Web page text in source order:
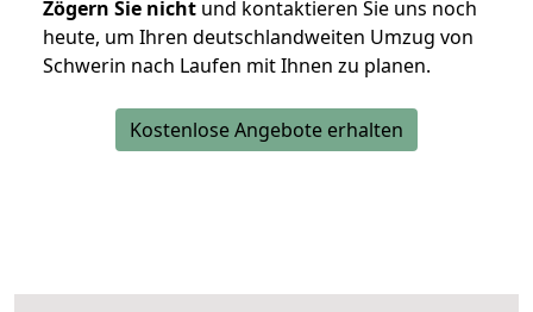
Zögern Sie nicht und kontaktieren Sie uns noch
heute, um Ihren deutschlandweiten Umzug von
Schwerin nach Laufen mit Ihnen zu planen.
Kostenlose Angebote erhalten